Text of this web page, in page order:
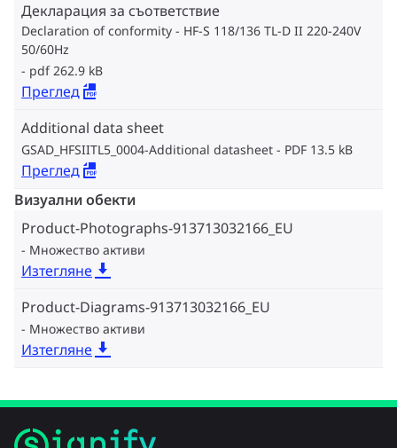
Декларация за съответствие
Declaration of conformity - HF-S 118/136 TL-D II 220-240V
50/60Hz
pdf 262.9 kB
Преглед
Additional data sheet
GSAD_HFSIITL5_0004-Additional datasheet PDF 13.5 kB
Преглед
Визуални обекти
Product-Photographs-913713032166_EU
Множество активи
Изтегляне
Product-Diagrams-913713032166_EU
Множество активи
Изтегляне